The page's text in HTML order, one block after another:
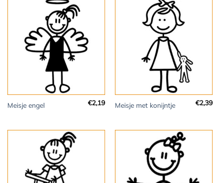
Meisje engel €2,19 Meisje met konijntje €2,39